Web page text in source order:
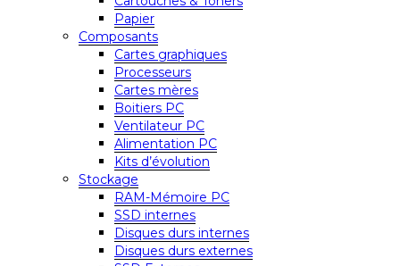
Papier
Composants
Cartes graphiques
Processeurs
Cartes mères
Boitiers PC
Ventilateur PC
Alimentation PC
Kits d’évolution
Stockage
RAM-Mémoire PC
SSD internes
Disques durs internes
Disques durs externes